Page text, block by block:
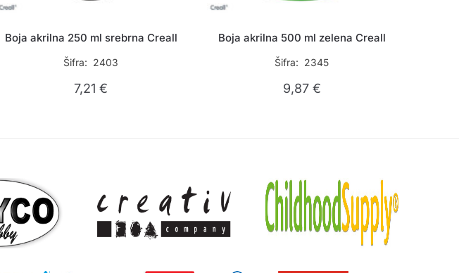
Boja akrilna 250 ml srebrna Creall
Šifra: 2403
7,21€
Boja akrilna 500 ml zelena Creall
Šifra: 2345
9,87 €